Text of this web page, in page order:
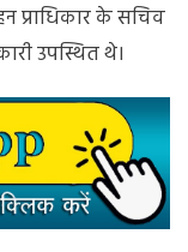
प्राधिकार के सचिव
उपस्थित थे।